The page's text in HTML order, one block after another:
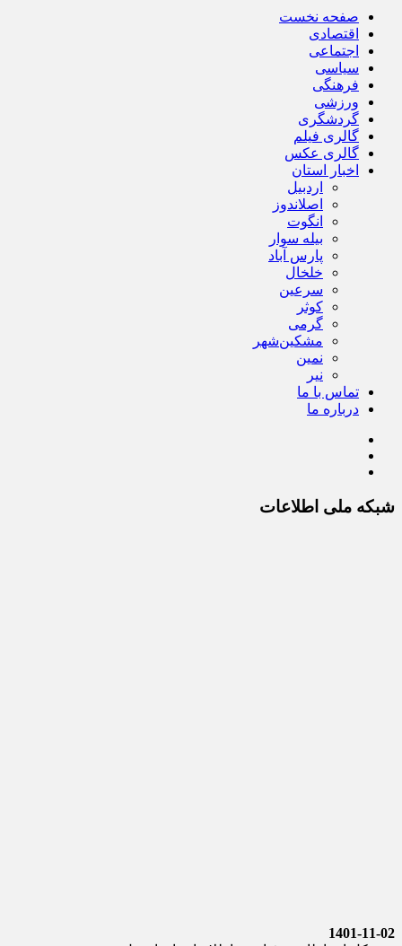
صفحه نخست
اقتصادی
اجتماعی
سیاسی
فرهنگی
ورزشی
گردشگری
گالری فیلم
گالری عکس
اخبار استان
اردبیل
اصلاندوز
انگوت
بیله سوار
پارس آباد
خلخال
سرعین
کوثر
گرمی
مشکین‌شهر
نمین
نیر
تماس با ما
درباره ما
شبکه ملی اطلاعات
1401-11-02